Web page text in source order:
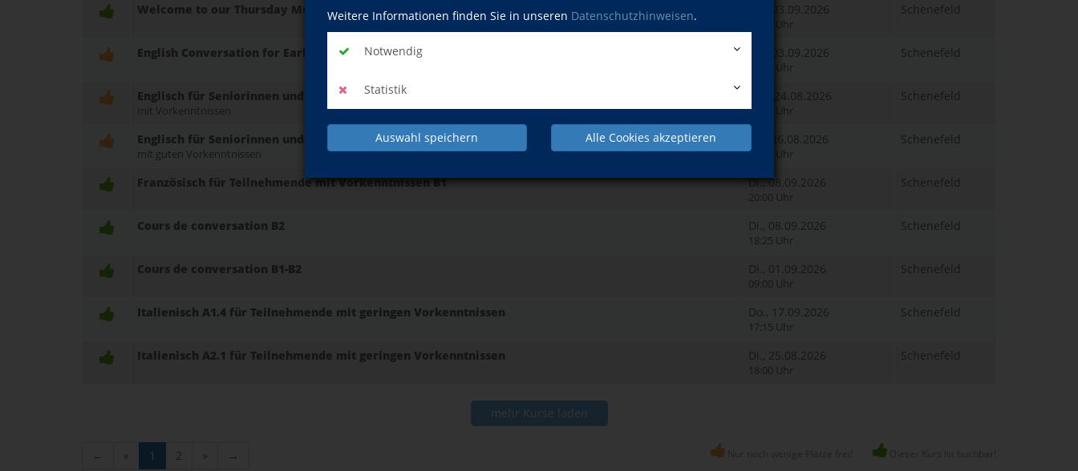
Weitere Informationen finden Sie in unseren Datenschutzhinweisen.
Notwendig
Statistik
Auswahl speichern Alle Cookies akzeptieren
Welcome to our Thursday Morning Chat Do., 03.09.2026
10:15 Uhr
Schenefeld
English Conversation for Early Birds Do., 03.09.2026
08:30 Uhr
Schenefeld
Englisch für Seniorinnen und Senioren
mit Vorkenntnissen
Mo., 24.08.2026
10:00 Uhr
Schenefeld
Englisch für Seniorinnen und Senioren
mit guten Vorkenntnissen
Mi., 26.08.2026
10:00 Uhr
Schenefeld
Französisch für Teilnehmende mit Vorkenntnissen B1 Di., 08.09.2026
20:00 Uhr
Schenefeld
Cours de conversation B2 Di., 08.09.2026
18:25 Uhr
Schenefeld
Cours de conversation B1-B2 Di., 01.09.2026
09:00 Uhr
Schenefeld
Italienisch A1.4 für Teilnehmende mit geringen Vorkenntnissen Do., 17.09.2026
17:15 Uhr
Schenefeld
Italienisch A2.1 für Teilnehmende mit geringen Vorkenntnissen Di., 25.08.2026
18:00 Uhr
Schenefeld
mehr Kurse laden
← « 1 2 » →